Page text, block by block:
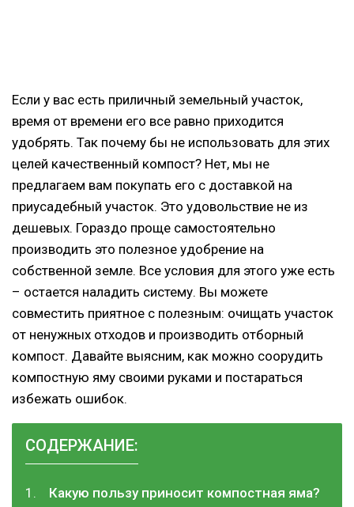
Если у вас есть приличный земельный участок,
время от времени его все равно приходится
удобрять. Так почему бы не использовать для этих
целей качественный компост? Нет, мы не
предлагаем вам покупать его с доставкой на
приусадебный участок. Это удовольствие не из
дешевых. Гораздо проще самостоятельно
производить это полезное удобрение на
собственной земле. Все условия для этого уже есть
– остается наладить систему. Вы можете
совместить приятное с полезным: очищать участок
от ненужных отходов и производить отборный
компост. Давайте выясним, как можно соорудить
компостную яму своими руками и постараться
избежать ошибок.
СОДЕРЖАНИЕ:
Какую пользу приносит компостная яма?